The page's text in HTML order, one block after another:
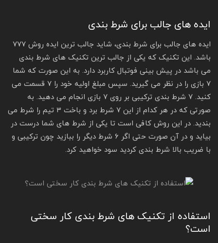
ایده های جالب برای شرط بندی
ایده های جالب برای شرط بندی، شاید جالب ترین ایده روش ۷۷۷
باشد. این تکنیک که یکی از جالب ترین تکنیک های شرط بندی
می باشد در پیش بینی فوتبال کاربرد دارد. به این صورت که شما
۷ بازی را در نظر می گیرید. سپس مبلغ اولیه خود را ۷ قسمت می
کنید. ۷ شرط بندی ترکیبی بر روی ۷ بازی انجام می دهید. به
صورتی که در هر کدام از این ۷ شرط برد و باخت ۳ تیم را شرط می
بندید. در این روش کافی است تا یکی از شرط های شما درست در
بیاید و در آن صورت حتی اگر ۶ شرط دیگر را ببازید چون ترکیبی و
با ضریب بالا شرط بندی کردید سود خواهید کرد.
استفاده از تکنیک های شرط بندی کار سختی
است؟